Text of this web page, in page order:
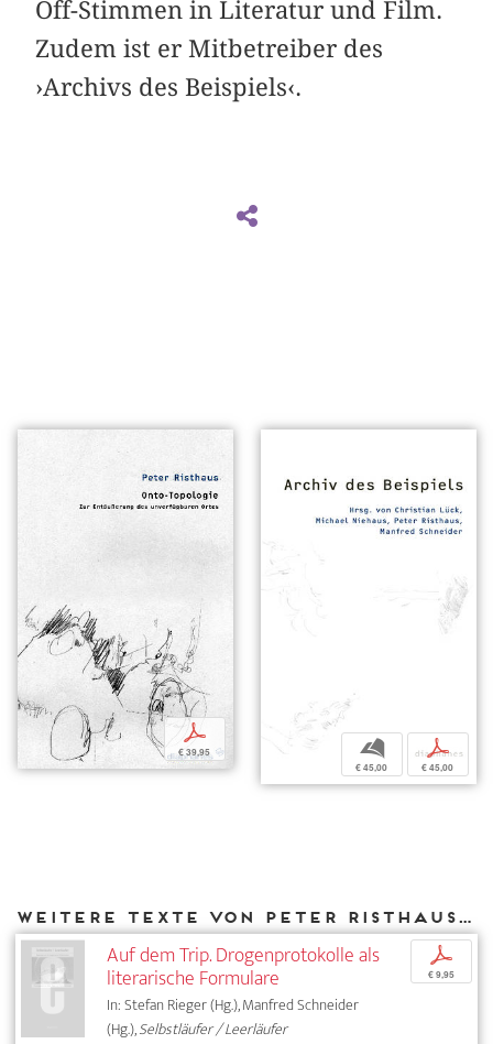
Off-Stimmen in Literatur und Film.
Zudem ist er Mitbetreiber des
›Archivs des Beispiels‹.
p
€ 39,95 b
€ 45,00
p
€ 45,00
Weitere Texte von Peter Risthaus bei DIAPHANES
Auf dem Trip. Drogenprotokolle als
literarische Formulare
In: Stefan Rieger (Hg.), Manfred Schneider
(Hg.),Selbstläufer / Leerläufer
p
€ 9,95